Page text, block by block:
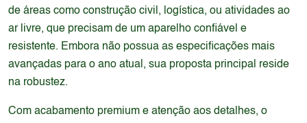
de áreas como construção civil, logística, ou atividades ao
ar livre, que precisam de um aparelho confiável e
resistente. Embora não possua as especificações mais
avançadas para o ano atual, sua proposta principal reside
na robustez.
Com acabamento premium e atenção aos detalhes, o